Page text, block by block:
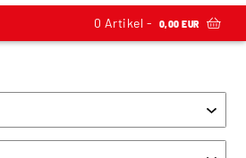
0 Artikel - 0,00 EUR